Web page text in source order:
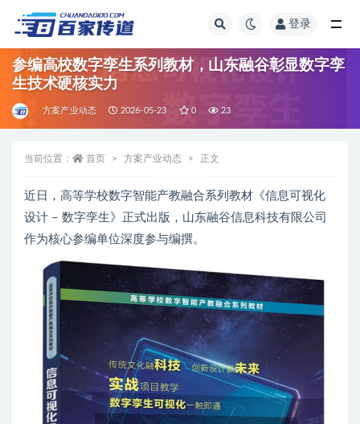
登录
参编高校数字孪生系列教材，山东融谷彰显数字孪
生技术硬核实力
方案产业动态 2026-05-23 0 23
当前位置： 首页 方案产业动态 正文
近日，高等学校数字智能产教融合系列教材《信息可视化
设计 – 数字孪生》正式出版，山东融谷信息科技有限公司
作为核心参编单位深度参与编撰。